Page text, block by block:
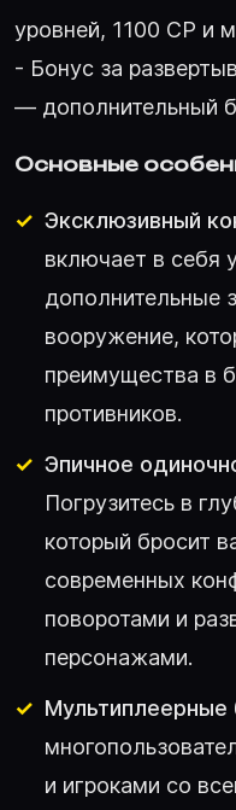
уровней, 1100 CP и
- Бонус за
— дополнительный
Основные
Эксклюзивный
включает в себя
дополнительные
вооружение,
преимущества в
противников.
Эпичное
Погрузитесь в
который бросит
современных
поворотами и
персонажами.
Мультиплеерные
и игроками со